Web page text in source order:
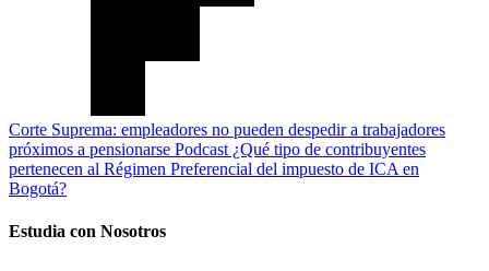
Corte Suprema: empleadores no pueden despedir a trabajadores
próximos a pensionarse Podcast ¿Qué tipo de contribuyentes
pertenecen al Régimen Preferencial del impuesto de ICA en
Bogotá?
Estudia con Nosotros